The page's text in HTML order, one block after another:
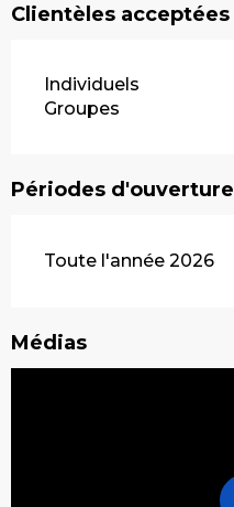
Clientèles acceptées
Individuels
Groupes
Périodes d'ouverture
Toute l'année 2026
Médias